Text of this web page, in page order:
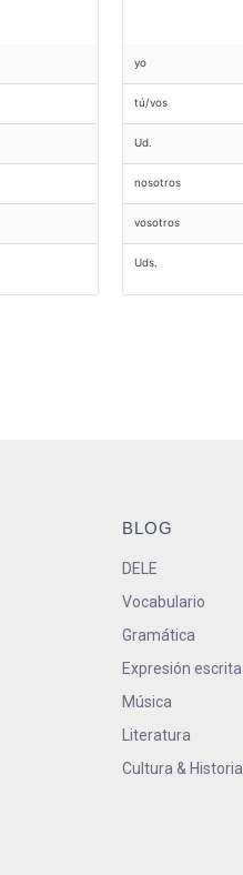
yo
tú/vos
Ud.
nosotros
vosotros
Uds.
BLOG
DELE
Vocabulario
Gramática
Expresión escrita
Música
Literatura
Cultura & Historia